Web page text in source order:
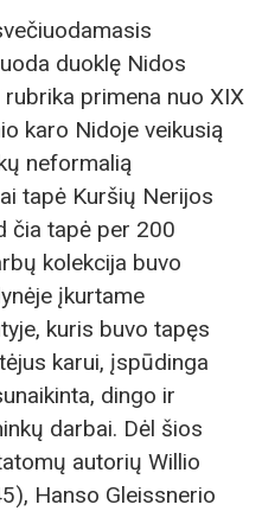
duoklę Nidos
primena nuo XIX
karo Nidoje veikusią
neformalią
tapė Kuršių Nerijos
čia tapė per 200
kolekcija buvo
įkurtame
kuris buvo tapęs
karui, įspūdinga
dingo ir
darbai. Dėl šios
autorių Willio
Hanso Gleissnerio